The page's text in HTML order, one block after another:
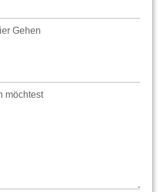
Gehen
möchtest